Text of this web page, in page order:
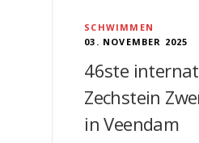
SCHWIMMEN
03. NOVEMBER 2025
46ste
Zechstein
in Veendam